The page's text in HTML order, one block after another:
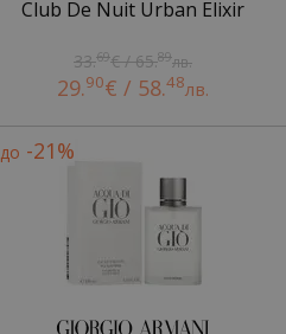
Club De Nuit Urban Elixir
33.69€ / 65.89лв.
29.90€ / 58.48лв.
до -21%